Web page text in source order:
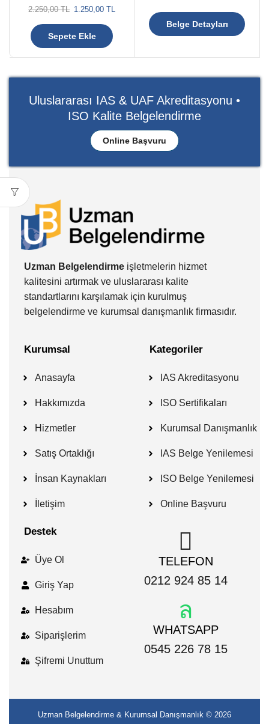
2.250,00TL 1.250,00TL
Sepete Ekle
Belge Detayları
Uluslararası IAS & UAF Akreditasyonu •
ISO Kalite Belgelendirme
Online Başvuru
Uzman Belgelendirme işletmelerin hizmet
kalitesini artırmak ve uluslararası kalite
standartlarını karşılamak için kurulmuş
belgelendirme ve kurumsal danışmanlık firmasıdır.
Kurumsal
Anasayfa
Hakkımızda
Hizmetler
Satış Ortaklığı
İnsan Kaynakları
İletişim
Kategoriler
IAS Akreditasyonu
ISO Sertifikaları
Kurumsal Danışmanlık
IAS Belge Yenilemesi
ISO Belge Yenilemesi
Online Başvuru
Destek
Üye Ol
Giriş Yap
Hesabım
Siparişlerim
Şifremi Unuttum
TELEFON
0212 924 85 14
WHATSAPP
0545 226 78 15
Uzman Belgelendirme & Kurumsal Danışmanlık © 2026